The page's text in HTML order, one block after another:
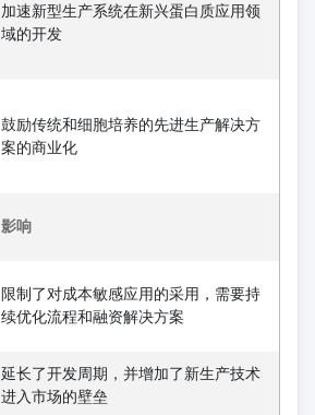
加速新型生产系统在新兴蛋白质应用领
域的开发
鼓励传统和细胞培养的先进生产解决方
案的商业化
影响
限制了对成本敏感应用的采用，需要持
续优化流程和融资解决方案
延长了开发周期，并增加了新生产技术
进入市场的壁垒